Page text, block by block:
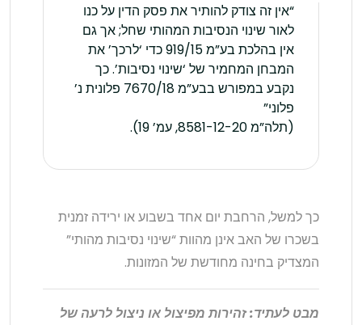
“אין זה צודק להותיר את פסק הדין על כנו
לאור שינוי הנסיבות המהותי שחל; אך גם
אין בהלכת בע”מ 919/15 כדי ‘לרכך’ את
המבחן המחמיר של ‘שינוי נסיבות’. כך
נקבע במפורש בבע”מ 7670/18 פלונית נ’
פלוני”
(תלה”מ 8581-12-20, עמ’ 19).
כך למשל, הרחבת יום אחד בשבוע או ירידה זמנית
בשכרו של האב אינן מהוות “שינוי נסיבות מהותי”
המצדיק בחינה מחודשת של המזונות.
מבט לעתיד: זהירות מפיצול או ניצול לרעה של